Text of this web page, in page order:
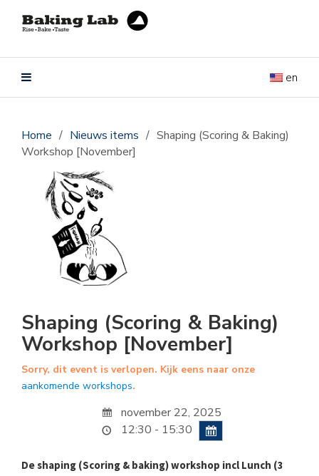
en
Home / Nieuws items / Shaping (Scoring & Baking)
Workshop [November]
Shaping (Scoring & Baking)
Workshop [November]
Sorry, dit event is verlopen. Kijk eens naar onze
aankomende workshops.
november 22, 2025
12:30 - 15:30
De shaping (Scoring & baking) workshop incl Lunch (3